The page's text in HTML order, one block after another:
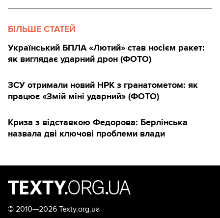
БІЛЬШЕ СТАТЕЙ
Український БПЛА «Лютий» став носієм ракет:
як виглядає ударний дрон (ФОТО)
ЗСУ отримали новий НРК з гранатометом: як
працює «Змій міні ударний» (ФОТО)
Криза з відставкою Федорова: Берлінська
назвала дві ключові проблеми влади
© 2010—2026 Texty.org.ua